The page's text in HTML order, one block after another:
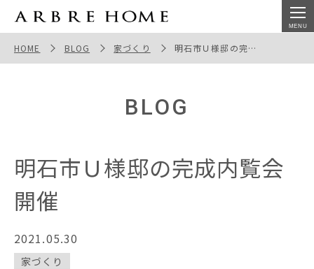
明石市Ｕ様邸の完成内覧会開催
HOME BLOG 家づくり 明石市Ｕ様邸の完成内覧会開催
BLOG
明石市Ｕ様邸の完成内覧会
開催
2021.05.30
家づくり